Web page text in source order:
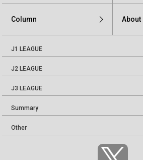
Column About
J1 LEAGUE
J2 LEAGUE
J3 LEAGUE
Summary
Other